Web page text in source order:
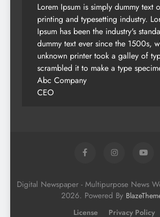
Lorem Ipsum is simply dummy text
printing and typesetting industry.
Ipsum has been the industry's
dummy text ever since the 1500s,
unknown printer took a galley of
scrambled it to make a type
Abc Company
CEO
Digital Newspaper - Multipurpose News
2026. Powered By
License Privacy Policy